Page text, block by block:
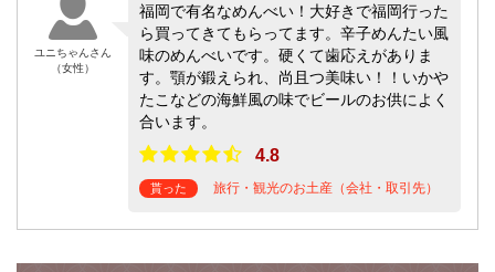
ユニちゃんさん
（女性）
福岡で有名なめんべい！大好きで福岡行った
ら買ってきてもらってます。辛子めんたい風
味のめんべいです。硬くて歯応えがありま
す。顎が鍛えられ、尚且つ美味い！！いかや
たこなどの海鮮風の味でビールのお供によく
合います。
4.8
貰った 旅行・観光のお土産（会社・取引先）